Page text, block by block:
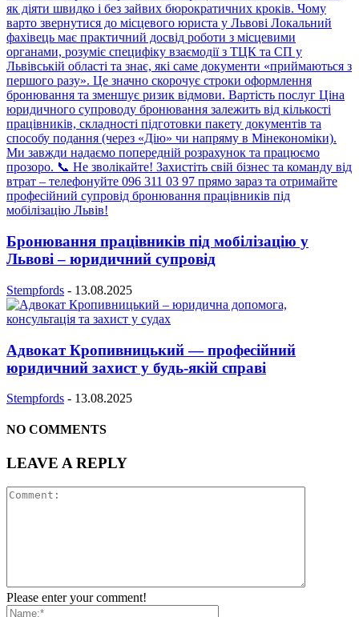
Бронювання працівників під мобілізацію у
Львові – юридичний супровід
Stempfords - 13.08.2025
Адвокат Кропивницький — професійний
юридичний захист у будь-якій справі
Stempfords - 13.08.2025
NO COMMENTS
LEAVE A REPLY
Please enter your comment!